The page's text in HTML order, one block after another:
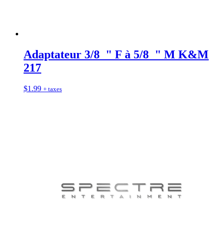
Adaptateur 3/8 " F à 5/8 " M K&M
217
$1.99 + taxes